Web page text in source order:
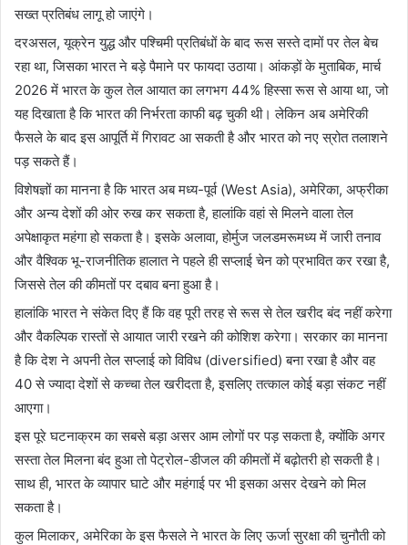
सख्त प्रतिबंध लागू हो जाएंगे।
दरअसल, यूक्रेन युद्ध और पश्चिमी प्रतिबंधों के बाद रूस सस्ते दामों पर तेल बेच
रहा था, जिसका भारत ने बड़े पैमाने पर फायदा उठाया। आंकड़ों के मुताबिक, मार्च
2026 में भारत के कुल तेल आयात का लगभग 44% हिस्सा रूस से आया था, जो
यह दिखाता है कि भारत की निर्भरता काफी बढ़ चुकी थी। लेकिन अब अमेरिकी
फैसले के बाद इस आपूर्ति में गिरावट आ सकती है और भारत को नए स्रोत तलाशने
पड़ सकते हैं।
विशेषज्ञों का मानना है कि भारत अब मध्य-पूर्व (West Asia), अमेरिका, अफ्रीका
और अन्य देशों की ओर रुख कर सकता है, हालांकि वहां से मिलने वाला तेल
अपेक्षाकृत महंगा हो सकता है। इसके अलावा, होर्मुज जलडमरूमध्य में जारी तनाव
और वैश्विक भू-राजनीतिक हालात ने पहले ही सप्लाई चेन को प्रभावित कर रखा है,
जिससे तेल की कीमतों पर दबाव बना हुआ है।
हालांकि भारत ने संकेत दिए हैं कि वह पूरी तरह से रूस से तेल खरीद बंद नहीं करेगा
और वैकल्पिक रास्तों से आयात जारी रखने की कोशिश करेगा। सरकार का मानना
है कि देश ने अपनी तेल सप्लाई को विविध (diversified) बना रखा है और वह
40 से ज्यादा देशों से कच्चा तेल खरीदता है, इसलिए तत्काल कोई बड़ा संकट नहीं
आएगा।
इस पूरे घटनाक्रम का सबसे बड़ा असर आम लोगों पर पड़ सकता है, क्योंकि अगर
सस्ता तेल मिलना बंद हुआ तो पेट्रोल-डीजल की कीमतों में बढ़ोतरी हो सकती है।
साथ ही, भारत के व्यापार घाटे और महंगाई पर भी इसका असर देखने को मिल
सकता है।
कुल मिलाकर, अमेरिका के इस फैसले ने भारत के लिए ऊर्जा सुरक्षा की चुनौती को